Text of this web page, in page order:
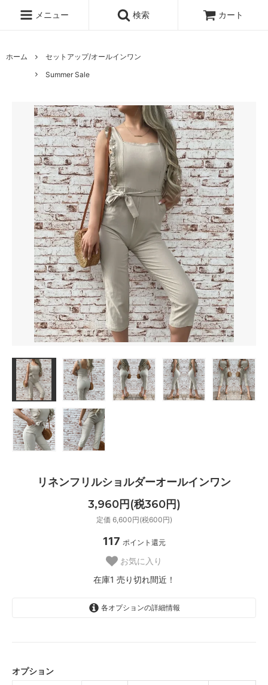
メニュー 検索 カート
ホーム
セットアップ/オールインワン
Summer Sale
リネンフリルショルダーオールインワン
3,960円(税360円)
定価 6,600円(税600円)
117 ポイント還元
お気に入り
在庫1 売り切れ間近！
各オプションの詳細情報
オプション